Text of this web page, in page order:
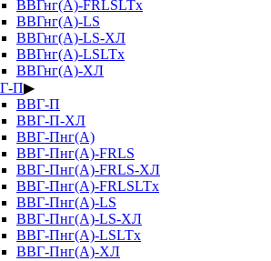
ВВГнг(А)-FRLSLTx
ВВГнг(А)-LS
ВВГнг(А)-LS-ХЛ
ВВГнг(А)-LSLTx
ВВГнг(А)-ХЛ
П▶
ВВГ-П
ВВГ-П-ХЛ
ВВГ-Пнг(А)
ВВГ-Пнг(А)-FRLS
ВВГ-Пнг(А)-FRLS-ХЛ
ВВГ-Пнг(А)-FRLSLTx
ВВГ-Пнг(А)-LS
ВВГ-Пнг(А)-LS-ХЛ
ВВГ-Пнг(А)-LSLTx
ВВГ-Пнг(А)-ХЛ